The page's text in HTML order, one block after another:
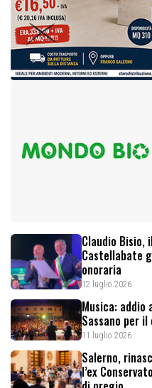
Claudio
Castellabate
onoraria
12 luglio 2026
Musica: addio
Sassano per
11 luglio 2026
Salerno,
l’ex